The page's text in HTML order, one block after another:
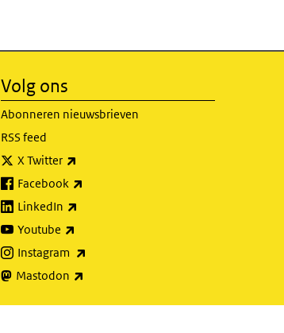
Volg ons
Abonneren nieuwsbrieven
RSS feed
X Twitter
Facebook
LinkedIn
Youtube
Instagram
Mastodon